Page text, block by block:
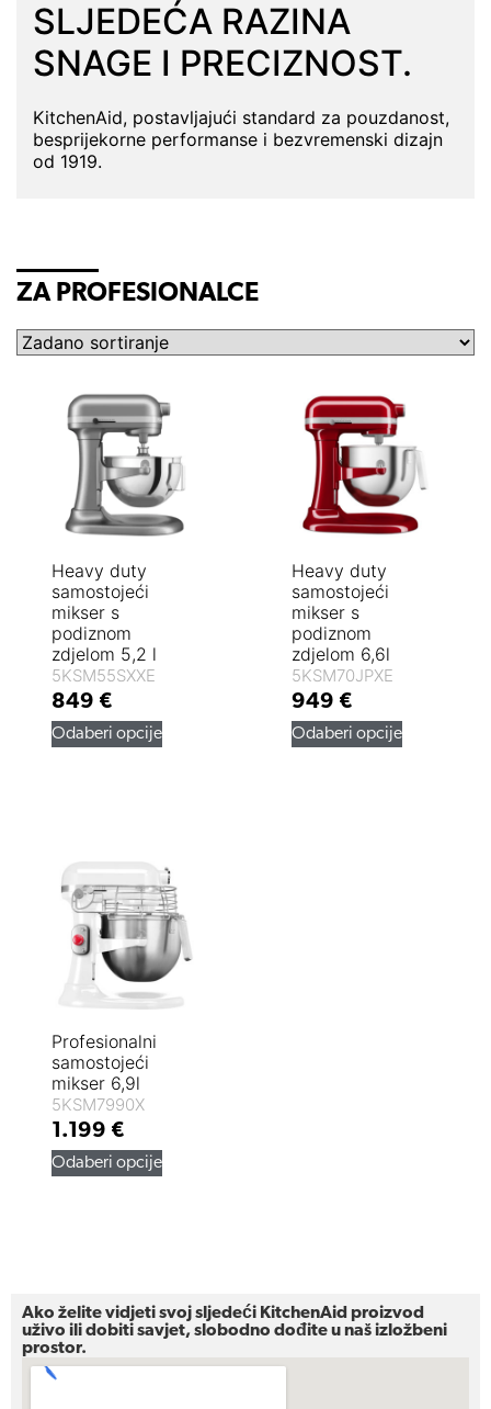
SLJEDEĆA RAZINA
SNAGE I PRECIZNOST.
KitchenAid, postavljajući standard za pouzdanost,
besprijekorne performanse i bezvremenski dizajn
od 1919.
ZA PROFESIONALCE
Heavy duty
samostojeći
mikser s
podiznom
zdjelom 5,2 l
5KSM55SXXE
849 €
Odaberi opcije
Heavy duty
samostojeći
mikser s
podiznom
zdjelom 6,6l
5KSM70JPXE
949 €
Odaberi opcije
Profesionalni
samostojeći
mikser 6,9l
5KSM7990X
1.199 €
Odaberi opcije
Ako želite vidjeti svoj sljedeći KitchenAid proizvod
uživo ili dobiti savjet, slobodno dođite u naš izložbeni
prostor.